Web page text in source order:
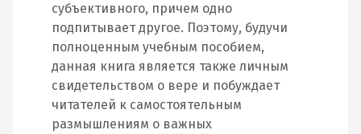
субъективного, причем одно
подпитывает другое. Поэтому, будучи
полноценным учебным пособием,
данная книга является также личным
свидетельством о вере и побуждает
читателей к самостоятельным
размышлениям о важных